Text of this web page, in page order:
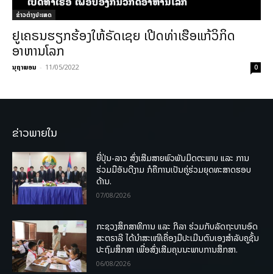
ຂ່າວຕ່າງປະເທດ
ຢູເຄຣນຮຽກຮ້ອງໃຫ້ຣັດເຊຍ ເປີດທ່າເຮືອແກ້ວິກິດ
ອາຫານໂລກ
ນຸຖາພອນ - 11/05/2022 0
ຂ່າວພາຍໃນ
ຍີ່ປຸ່ນ-ລາວ ສົ່ງເສີມສາຍພົວພັນມິດຕະພາບ ແລະ ການ
ຮ່ວມມືອັນດີງາມ ກໍຄືການເປັນຄູ່ຮ່ວມຍຸດທະສາດຮອບ
ດ້ານ.
07/08/2026
ກະຊວງສຶກສາທິການ ແລະ ກິລາ ຮ່ວມກັບລັດຖະບານອົດ
ສະຕຣາລີ ໄດ້ນຳສະເໜີເຄື່ອງມືປະເມີນຕົນເອງສຳລັບຄູຊັ້ນ
ປະຖົມສຶກສາ ເພື່ອສົ່ງເສີມຄຸນນະພາບການສຶກສາ.
06/08/2026